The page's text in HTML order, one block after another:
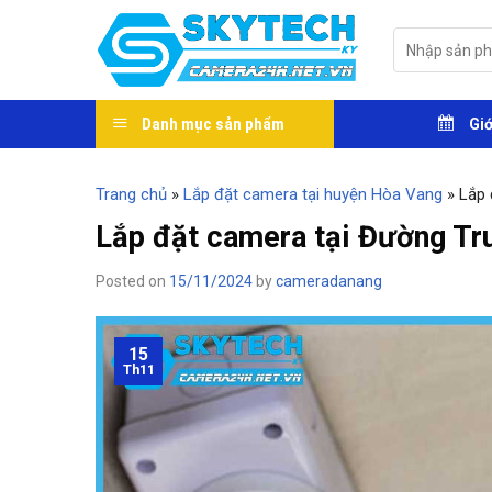
kiếm:
Danh mục sản phẩm
Trang chủ » Lắp đặt camera tại huyện Hòa Vang » Lắp
Lắp đặt camera tại Đường
Posted on 15/11/2024bycameradanang
15
Th11